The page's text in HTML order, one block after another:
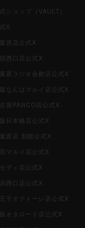
ショップ（VAULT）
X
原店公式X
西口店公式X
原ラジオ会館店公式X
なんばマルイ店公式X
屋PARCO店公式X
日本橋店公式X
原店 別館公式X
マルイ店公式X
ディ店公式X
西口店公式X
子オクトーレ店公式X
オタロード店公式X